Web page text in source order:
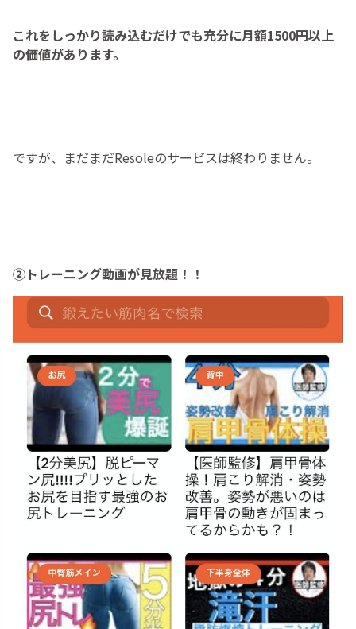
これをしっかり読み込むだけでも充分に月額1500円以上
の価値があります。
ですが、まだまだResoleのサービスは終わりません。
②トレーニング動画が見放題！！